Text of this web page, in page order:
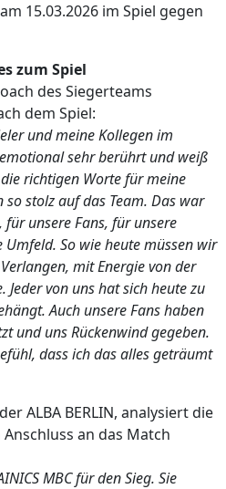
15.03.2026 im Spiel gegen
zum Spiel
des Siegerteams
dem Spiel:
und meine Kollegen im
sehr berührt und weiß
richtigen Worte für meine
stolz auf das Team. Das war
unsere Fans, für unsere
So wie heute müssen wir
mit Energie von der
von uns hat sich heute zu
Auch unsere Fans haben
und uns Rückenwind gegeben.
dass ich das alles geträumt
ALBA BERLIN, analysiert die
an das Match
MBC für den Sieg. Sie